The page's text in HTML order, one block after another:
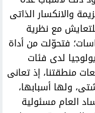
والانكسار الذاتى
مع نظرية
فتحوّلت من أداة
لدى فئات
منطقتنا، إذ تعانى
ولها أسبابها،
العام مسئولية